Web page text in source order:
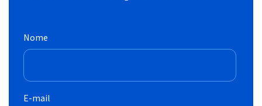
Nome
E-mail